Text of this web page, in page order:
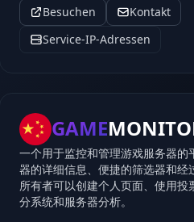
Besuchen
Kontakt
Service-IP-Adressen
GAME
一个用于监控和管理游戏服务器的
器的详细信息、便捷的筛选器和经
所有者可以创建个人页面、使用投
分系统和服务器分析。